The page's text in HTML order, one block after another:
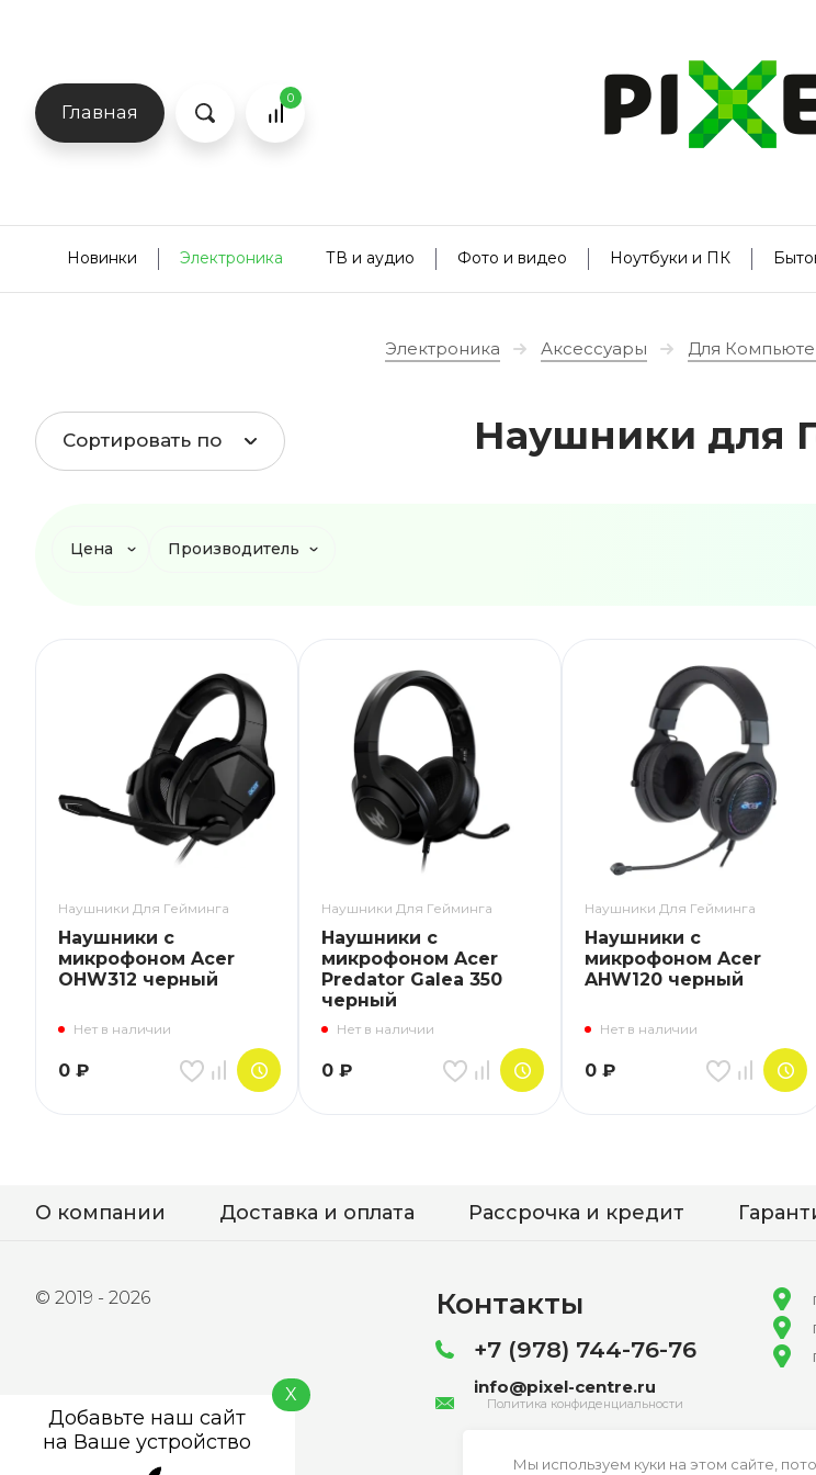
Главная
0
Новинки Электроника ТВ и аудио Фото и видео Ноутбуки и ПК
Электроника Аксессуары Для
Сортировать по Наушники для
Цена Производитель
Наушники Для Гейминга
Наушники с
микрофоном Acer
OHW312 черный
Нет в наличии
0 ₽
Наушники Для Гейминга
Наушники с
микрофоном Acer
Predator Galea 350
черный
Нет в наличии
0 ₽
Наушники Для Гейминга
Наушники с
микрофоном Acer
AHW120 черный
Нет в наличии
0 ₽
О компании Доставка и оплата Рассрочка и кредит
© 2019 - 2026 Контакты
+7 (978) 744-76-76
info@pixel-centre.ru
Политика конфиденциальности
Мы используем куки на этом сайте,
X
Добавьте наш сайт
на Ваше устройство